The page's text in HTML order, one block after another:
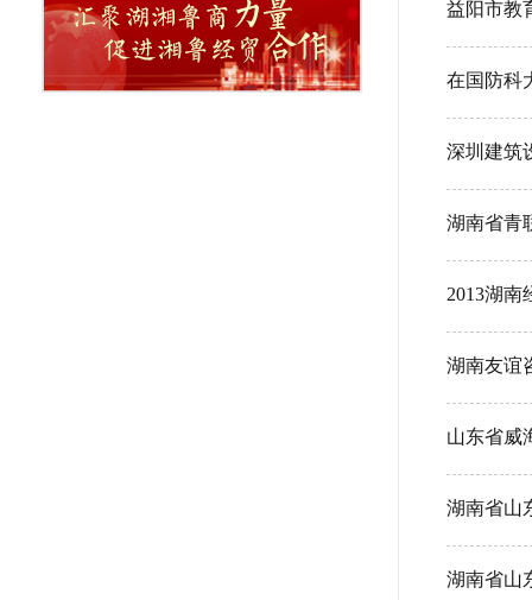
益阳市教
在国防科
深圳建筑
湖南省青
2013湖南
湖南友谊
山东省威
湖南省山